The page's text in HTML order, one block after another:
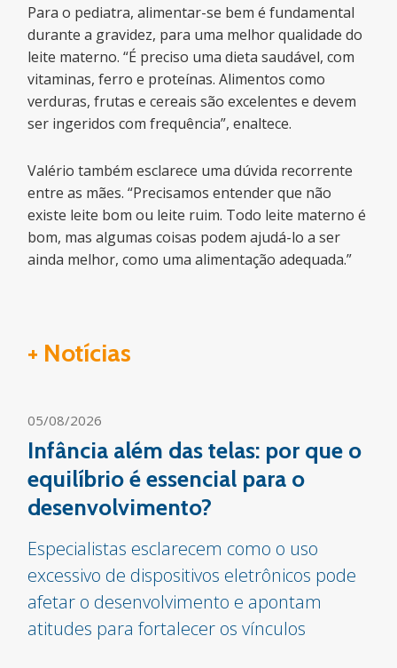
Para o pediatra, alimentar-se bem é fundamental
durante a gravidez, para uma melhor qualidade do
leite materno. “É preciso uma dieta saudável, com
vitaminas, ferro e proteínas. Alimentos como
verduras, frutas e cereais são excelentes e devem
ser ingeridos com frequência”, enaltece.
Valério também esclarece uma dúvida recorrente
entre as mães. “Precisamos entender que não
existe leite bom ou leite ruim. Todo leite materno é
bom, mas algumas coisas podem ajudá-lo a ser
ainda melhor, como uma alimentação adequada.”
+ Notícias
05/08/2026
Infância além das telas: por que o
equilíbrio é essencial para o
desenvolvimento?
Especialistas esclarecem como o uso
excessivo de dispositivos eletrônicos pode
afetar o desenvolvimento e apontam
atitudes para fortalecer os vínculos